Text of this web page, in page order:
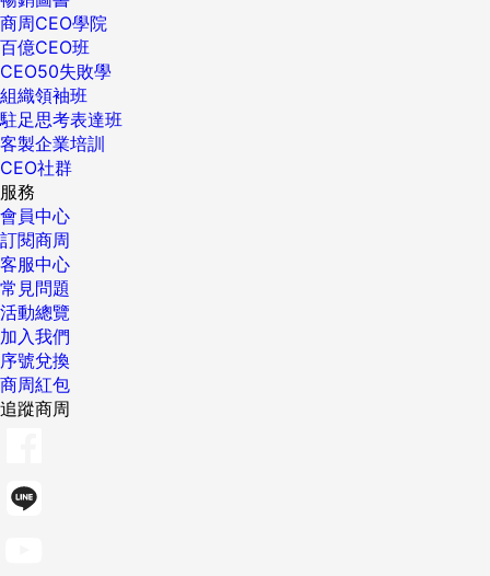
商周CEO學院
百億CEO班
CEO50失敗學
組織領袖班
駐足思考表達班
客製企業培訓
CEO社群
服務
會員中心
訂閱商周
客服中心
常見問題
活動總覽
加入我們
序號兌換
商周紅包
追蹤商周